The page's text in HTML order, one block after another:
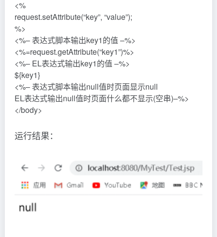
<%
request.setAttribute(“key”, “value”);
%>
<%– 表达式脚本输出key1的值 –%>
<%=request.getAttribute(“key1”)%>
<%– EL表达式输出key1的值 –%>
${key1}
<%– 表达式脚本输出null值时页面显示null
EL表达式输出null值时页面什么都不显示(空串)–%>
</body>
运行结果：